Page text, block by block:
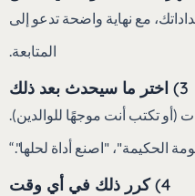
مع نهاية واضحة تدعو إلى
المتابعة.
3) اختر ما سيحدث بعد ذلك
الحكيمة"، "اصنع أداة لحلها".“
4) كرر ذلك في أي وقت